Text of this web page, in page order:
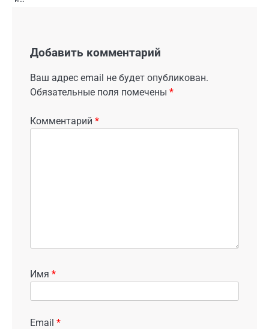
Добавить комментарий
Ваш адрес email не будет опубликован.
Обязательные поля помечены *
Комментарий *
Имя *
Email *